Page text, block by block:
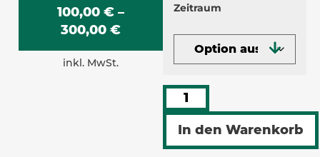
100,00€ –
300,00€
inkl. MwSt.
Zeitraum
In den Warenkorb